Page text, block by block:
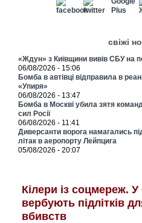
свіжі
«Ждун» з Київщини вивів СБУ на
06/08/2026 - 15:06
Бомба в автівці відправила в
«Упиря»
06/08/2026 - 13:47
Бомба в Москві убила зятя
сил Росії
06/08/2026 - 11:41
Диверсанти ворога намагались
літак в аеропорту Лейпцига
05/08/2026 - 20:07
Кілери із соцмереж.
вербують підлітків
вбивств